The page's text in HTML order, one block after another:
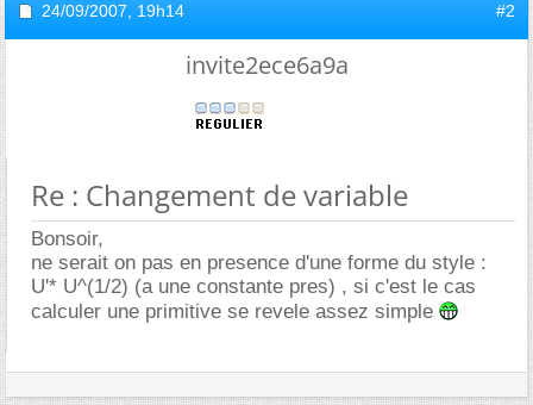
24/09/2007, 19h14 #2
invite2ece6a9a
Re : Changement de variable
Bonsoir,
ne serait on pas en presence d'une forme du style :
U'* U^(1/2) (a une constante pres) , si c'est le cas
calculer une primitive se revele assez simple